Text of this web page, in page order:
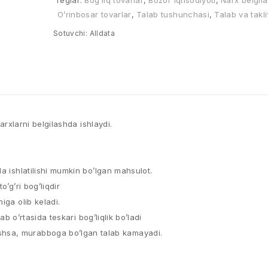
O’rinbosar tovarlar, Talab tushunchasi, Talab va
Sotuvchi: Alldata
belgilashda ishlaydi.
ishlatilishi mumkin bo’lgan mahsulot.​
bog’liqdir​
olib keladi.​
o’rtasida teskari bog’liqlik bo’ladi​
murabboga bo’lgan talab kamayadi.